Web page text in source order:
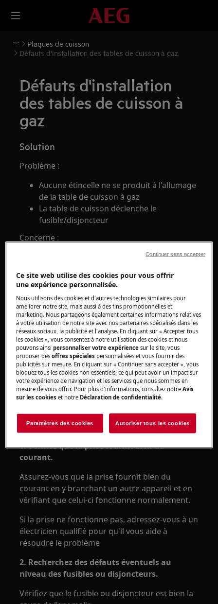
Plaques de cuisson
Défauts d'installation des tables de cuisson à gaz
Défauts d'installation
des tables de cuisson à
gaz
Solution
Problème :
Aucune étincelle ne se produit à l'allumage
de la table de cuisson à gaz
La table de cuisson déclenche le
fusible/disjoncteur
Concerne :
table de cuisson à gaz intégrée
à gaz
Résolution :
Dans le cas d'une installation nouvelle, les
problèmes mentionnés ci-dessus indiquent
habituellement que l'appareil a été mal installé.
Remarque :une installation nouvelle signifie
l'un ou l'autre des cas suivants :
Un appareil neuf est raccordé à
l'alimentation électrique pour la première
fois.
L'appareil est raccordé sur une autre prise.
1. Vérifiez que la prise fournit bien du
courant.
Assurez-vous que la prise fournit bien du
courant en y branchant un autre appareil et en
vérifiant que celui-ci fonctionne normalement.
Si la prise ne fonctionne pas, adressez-vous à un
électricien qualifié pour qu'il vous aide à
résoudre le problème
2. Recherchez des défauts éventuels au
niveau des fusibles ou disjoncteurs.
Vérifiez que le fusible ou disjoncteur est bien la
Ce site web utilise des cookies pour vous offrir
une expérience personnalisée.
Nous utilisons des cookies et d'autres technologies similaires pour
améliorer notre site, mais aussi à des fins promotionnelles et
marketing. Nous partageons également certaines informations relatives
à votre utilisation de notre site avec nos partenaires spécialisés dans les
réseaux sociaux, la publicité et l'analyse. En cliquant sur « Accepter tous
les cookies », vous consentez à notre utilisation des cookies et nous
pouvons ainsipersonnaliser votre expériencesur le site, vous
proposer desoffres spéciales personnalisées et vous fournir des
publicités sur mesure. En cliquant sur « Continuer sans accepter », vous
bloquez tous les cookies non essentiels, ce qui peut avoir un impact sur
votre expérience de navigation et les services que nous sommes en
mesure de vous offrir. Pour plus d'informations, consultez notreAvis
sur les cookies et notre Déclaration de confidentialité.
Paramètres des cookies Autoriser tous les cookies
Continuer sans accepter